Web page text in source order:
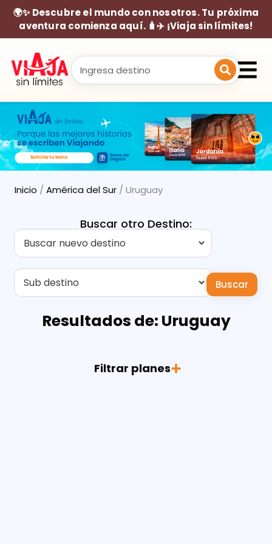
🌍✨ Descubre el mundo con nosotros. Tu próxima
aventura comienza aquí. 🧳✈️ ¡Viaja sin límites!
Inicio / América del Sur / Uruguay
Buscar otro Destino:
Buscar
Resultados de: Uruguay
Filtrar planes